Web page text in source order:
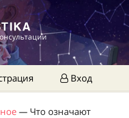
Вход
— Что означают